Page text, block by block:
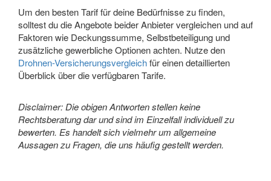
Um den besten Tarif für deine Bedürfnisse zu finden,
solltest du die Angebote beider Anbieter vergleichen und auf
Faktoren wie Deckungssumme, Selbstbeteiligung und
zusätzliche gewerbliche Optionen achten. Nutze den
Drohnen-Versicherungsvergleichfür einen detaillierten
Überblick über die verfügbaren Tarife.
Disclaimer: Die obigen Antworten stellen keine
Rechtsberatung dar und sind im Einzelfall individuell zu
bewerten. Es handelt sich vielmehr um allgemeine
Aussagen zu Fragen, die uns häufig gestellt werden.